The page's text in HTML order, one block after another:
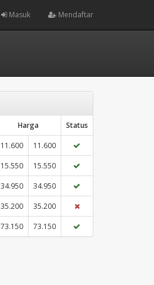
Masuk Mendaftar
Harga
Status
11.600
11.600
15.550
15.550
34.950
34.950
35.200
35.200
73.150 73.150